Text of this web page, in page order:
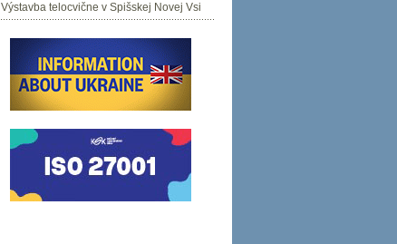
Výstavba telocvične v Spišskej Novej Vsi